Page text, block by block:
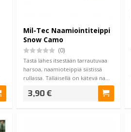
Mil-Tec Naamiointiteippi
Snow Camo
(0)
Tästä lähes itsestään tarrautuvaa
harsoa, naamioteippiä siistissä
rullassa. Tälläisellä on kätevä na…
3,90 €